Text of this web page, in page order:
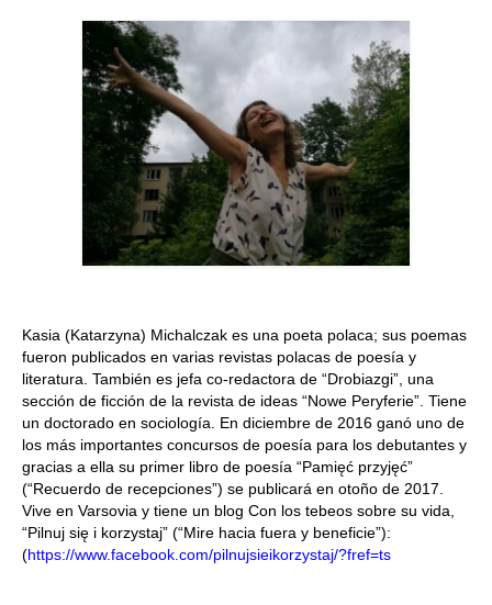
Quedate con nosotras
Archivo
Contacto
Idioma:
Kasia (Katarzyna) Michalczak es una poeta polaca; sus poemas
fueron publicados en varias revistas polacas de poesía y
literatura. También es jefa co-redactora de “Drobiazgi”, una
sección de ficción de la revista de ideas “Nowe Peryferie”. Tiene
un doctorado en sociología. En diciembre de 2016 ganó uno de
los más importantes concursos de poesía para los debutantes y
gracias a ella su primer libro de poesía “Pamięć przyjęć”
(“Recuerdo de recepciones”) se publicará en otoño de 2017.
Vive en Varsovia y tiene un blog Con los tebeos sobre su vida,
“Pilnuj się i korzystaj” (“Mire hacia fuera y beneficie”):
(https://www.facebook.com/pilnujsieikorzystaj/?fref=ts